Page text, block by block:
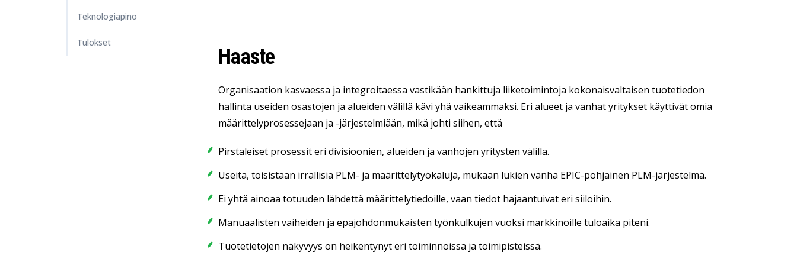
Teknologiapino
Tulokset
Haaste
Organisaation kasvaessa ja integroitaessa vastikään hankittuja liiketoimintoja kokonaisvaltaisen tuotetiedon
hallinta useiden osastojen ja alueiden välillä kävi yhä vaikeammaksi. Eri alueet ja vanhat yritykset käyttivät omia
määrittelyprosessejaan ja -järjestelmiään, mikä johti siihen, että
Pirstaleiset prosessit eri divisioonien, alueiden ja vanhojen yritysten välillä.
Useita, toisistaan irrallisia PLM- ja määrittelytyökaluja, mukaan lukien vanha EPIC-pohjainen PLM-järjestelmä.
Ei yhtä ainoaa totuuden lähdettä määrittelytiedoille, vaan tiedot hajaantuivat eri siiloihin.
Manuaalisten vaiheiden ja epäjohdonmukaisten työnkulkujen vuoksi markkinoille tuloaika piteni.
Tuotetietojen näkyvyys on heikentynyt eri toiminnoissa ja toimipisteissä.